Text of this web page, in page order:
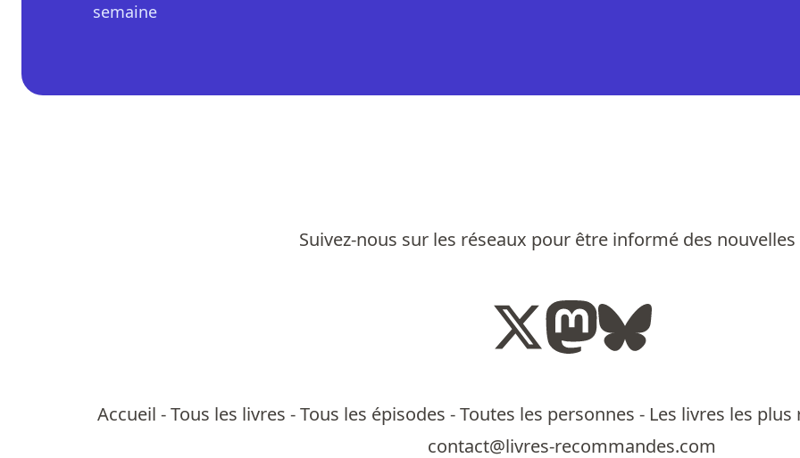
semaine
Suivez-nous sur les réseaux pour être informé des
Accueil -Tous les livres -Tous les épisodes -Toutes les personnes - Les livres les
contact@livres-recommandes.com